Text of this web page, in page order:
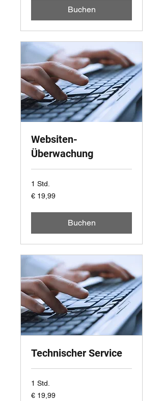
Buchen
Websiten-
Überwachung
1 Std.
19,99
Euro
€ 19,99
Buchen
Technischer Service
1 Std.
19,99
Euro
€ 19,99